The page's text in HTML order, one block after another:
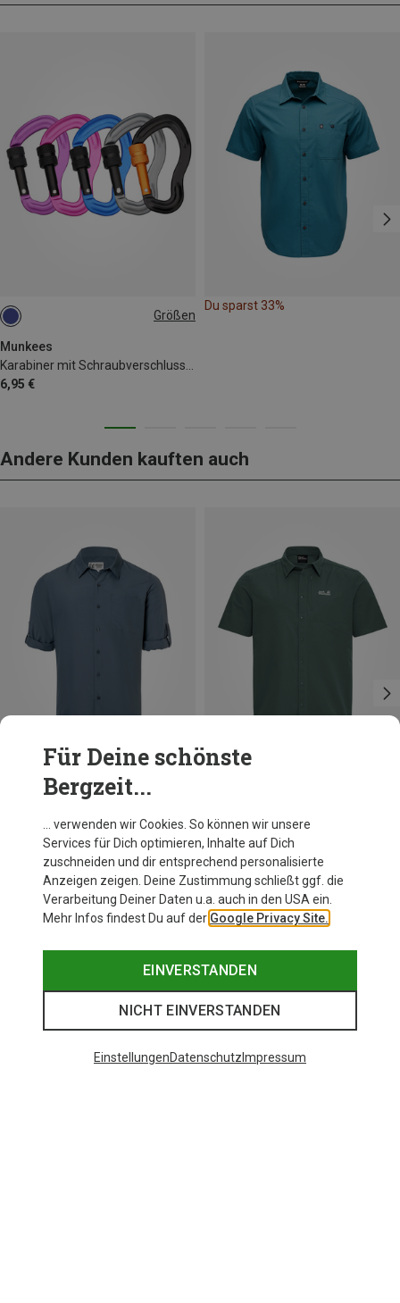
Größen
Munkees
6,95 €
5.8CM
Du sparst 33%
Andere Kunden kauften auch
Herren AirExchange UPF 40 Hemd
M
Für Deine schönste
Bergzeit...
… verwenden wir Cookies. So können wir unsere
Services für Dich optimieren, Inhalte auf Dich
zuschneiden und dir entsprechend personalisierte
Anzeigen zeigen. Deine Zustimmung schließt ggf. die
Verarbeitung Deiner Daten u.a. auch in den USA ein.
Mehr Infos findest Du auf der Google Privacy Site.
EINVERSTANDEN
NICHT EINVERSTANDEN
EinstellungenDatenschutz Impressum